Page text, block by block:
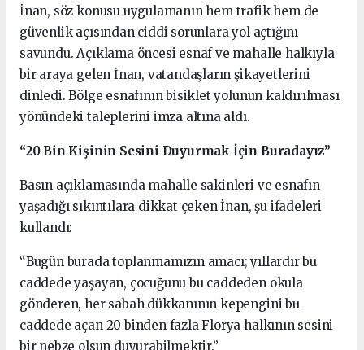
İnan, söz konusu uygulamanın hem trafik hem de
güvenlik açısından ciddi sorunlara yol açtığını
savundu. Açıklama öncesi esnaf ve mahalle halkıyla
bir araya gelen İnan, vatandaşların şikayetlerini
dinledi. Bölge esnafının bisiklet yolunun kaldırılması
yönündeki taleplerini imza altına aldı.
“20 Bin Kişinin Sesini Duyurmak İçin Buradayız”
Basın açıklamasında mahalle sakinleri ve esnafın
yaşadığı sıkıntılara dikkat çeken İnan, şu ifadeleri
kullandı:
“Bugün burada toplanmamızın amacı; yıllardır bu
caddede yaşayan, çocuğunu bu caddeden okula
gönderen, her sabah dükkanının kepengini bu
caddede açan 20 binden fazla Florya halkının sesini
bir nebze olsun duyurabilmektir.”